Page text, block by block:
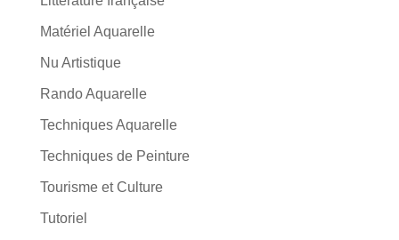
Matériel Aquarelle
Nu Artistique
Rando Aquarelle
Techniques Aquarelle
Techniques de Peinture
Tourisme et Culture
Tutoriel